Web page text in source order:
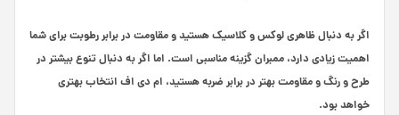
اگر به دنبال ظاهری لوکس و کلاسیک هستید و مقاومت در برابر رطوبت برای شما
اهمیت زیادی دارد، ممبران گزینه مناسبی است. اما اگر به دنبال تنوع بیشتر در
طرح و رنگ و مقاومت بهتر در برابر ضربه هستید، ام دی اف انتخاب بهتری
خواهد بود.